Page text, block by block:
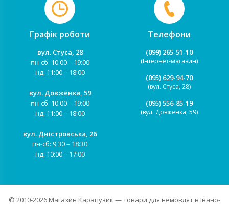
Графік роботи
вул. Стуса, 28
пн-сб: 10:00 – 19:00
нд: 11:00 – 18:00
вул. Довженка, 59
пн-сб: 10:00 – 19:00
нд: 11:00 – 18:00
вул. Дністровська, 26
пн-сб: 9:30 – 18:30
нд: 10:00 – 17:00
Телефони
(099) 265-51-10
(Інтернет-магазин)
(095) 629-94-70
(вул. Стуса, 28)
(095) 556-85-19
(вул. Довженка, 59)
© 2010-2026 Магазин Карапузик — товари для немовлят в Івано-